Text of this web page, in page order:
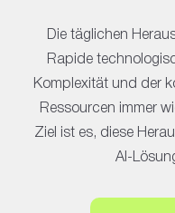
Die täglichen
Rapide
Komplexität und der
Ressourcen immer
Ziel ist es, diese
AI-